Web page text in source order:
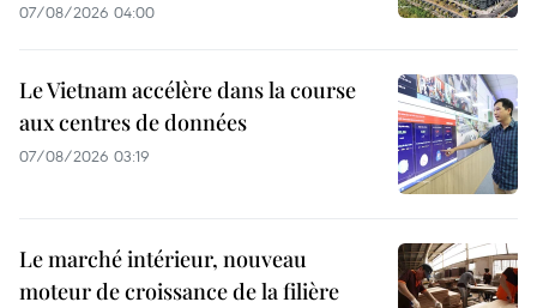
07/08/2026 04:00
Le Vietnam accélère dans la course
aux centres de données
07/08/2026 03:19
Le marché intérieur, nouveau
moteur de croissance de la filière